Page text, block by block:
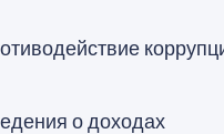
о доходах